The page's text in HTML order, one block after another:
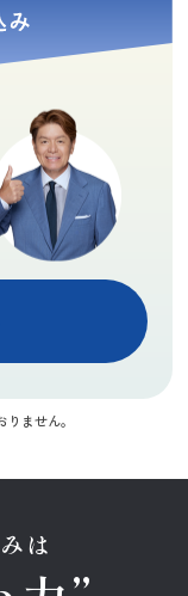
ません。
は